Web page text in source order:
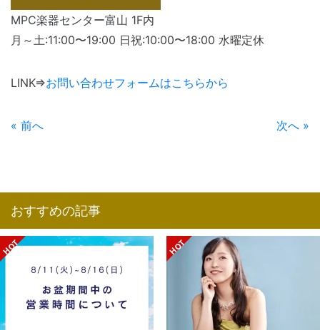
MPC楽器センター富山 1F内
月～土:11:00〜19:00 日祝:10:00〜18:00 水曜定休
LINK⇒お問い合わせフォームはこちらから
« 前へ 次へ »
おすすめの記事